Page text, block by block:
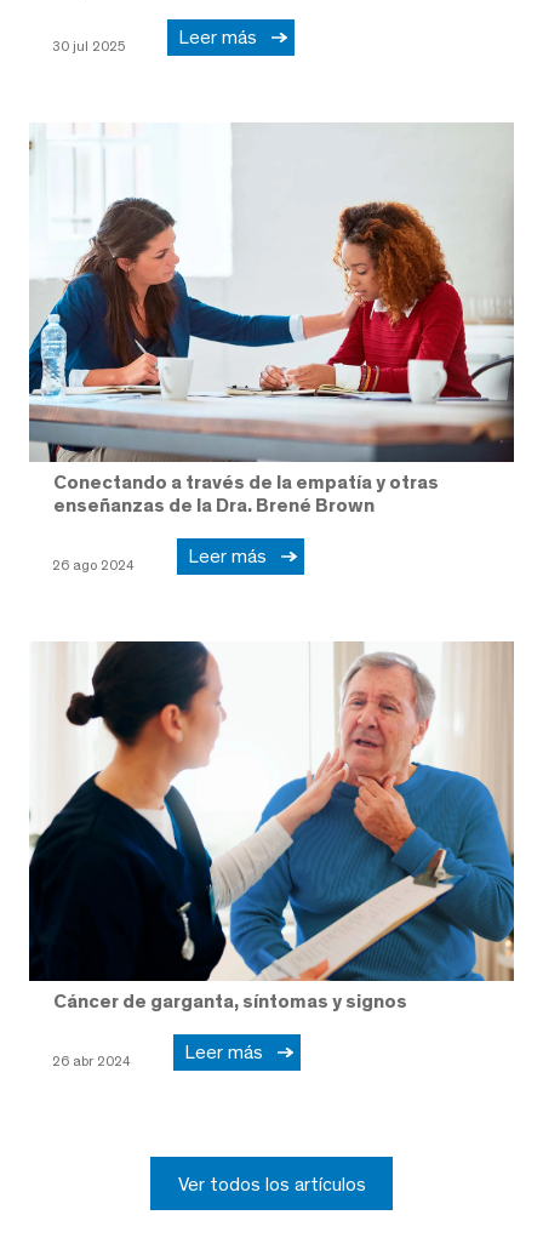
30 jul 2025 Leer más
Conectando a través de la empatía y otras
enseñanzas de la Dra. Brené Brown
26 ago 2024 Leer más
Cáncer de garganta, síntomas y signos
26 abr 2024 Leer más
Ver todos los artículos